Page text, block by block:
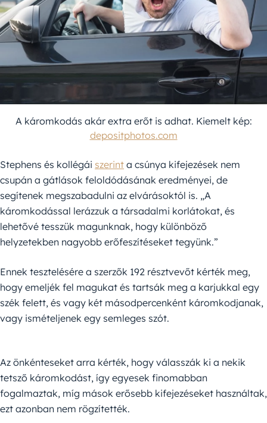
A káromkodás akár extra erőt is adhat. Kiemelt kép:
depositphotos.com
Stephens és kollégái szerint a csúnya kifejezések nem
csupán a gátlások feloldódásának eredményei, de
segítenek megszabadulni az elvárásoktól is. „A
káromkodással lerázzuk a társadalmi korlátokat, és
lehetővé tesszük magunknak, hogy különböző
helyzetekben nagyobb erőfeszítéseket tegyünk.”
Ennek tesztelésére a szerzők 192 résztvevőt kérték meg,
hogy emeljék fel magukat és tartsák meg a karjukkal egy
szék felett, és vagy két másodpercenként káromkodjanak,
vagy ismételjenek egy semleges szót.
Az önkénteseket arra kérték, hogy válasszák ki a nekik
tetsző káromkodást, így egyesek finomabban
fogalmaztak, míg mások erősebb kifejezéseket használtak,
ezt azonban nem rögzítették.